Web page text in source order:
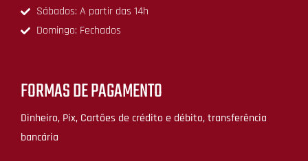
Sábados: A partir das 14h
Domingo: Fechados
FORMAS DE PAGAMENTO
Dinheiro, Pix, Cartões de crédito e débito, transferência
bancária